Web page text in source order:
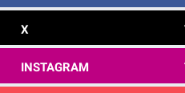
X
INSTAGRAM